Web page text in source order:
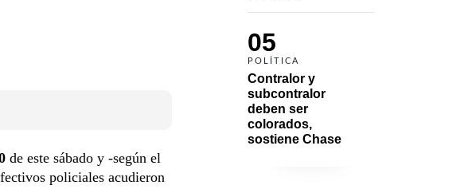
05
POLÍTICA
Contralor y
subcontralor
deben ser
colorados,
sostiene Chase
de este sábado y -según el
policiales acudieron